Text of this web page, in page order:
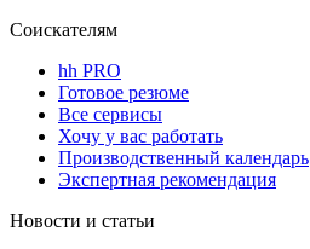
Соискателям
hh PRO
Готовое резюме
Все сервисы
Хочу у вас работать
Производственный календарь
Экспертная рекомендация
Новости и статьи